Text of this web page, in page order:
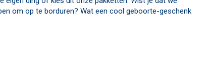
om op te borduren? Wat een cool geboorte-geschenk